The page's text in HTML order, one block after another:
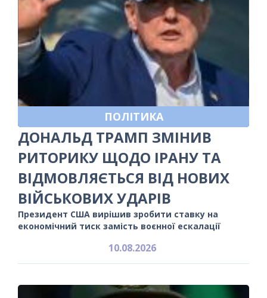
ПОЛІТИКА
ДОНАЛЬД ТРАМП ЗМІНИВ
РИТОРИКУ ЩОДО ІРАНУ ТА
ВІДМОВЛЯЄТЬСЯ ВІД НОВИХ
ВІЙСЬКОВИХ УДАРІВ
Президент США вирішив зробити ставку на
економічний тиск замість воєнної ескалації
10.08.2026